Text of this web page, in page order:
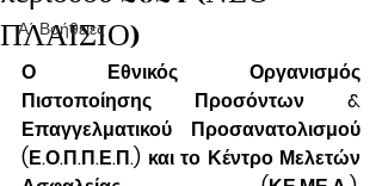
Α΄ Βοήθειες
ΠΛΑΙΣΙΟ)
Ο Εθνικός Οργανισμός
Πιστοποίησης Προσόντων &
Επαγγελματικού Προσανατολισμού
(Ε.Ο.Π.Π.Ε.Π.) και το Κέντρο Μελετών